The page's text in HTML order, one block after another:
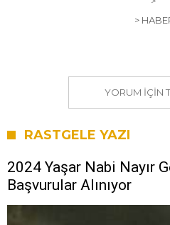
>
YORUM IÇIN
RASTGELE YAZI
2024 Yaşar Nabi Nayır
Başvurular Alınıyor